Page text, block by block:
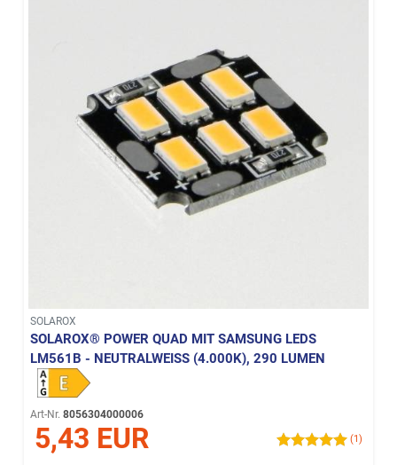
SOLAROX
SOLAROX® POWER QUAD MIT SAMSUNG LEDS
LM561B - NEUTRALWEISS (4.000K), 290 LUMEN
Art-Nr. 8056304000006
5,43 EUR (1)